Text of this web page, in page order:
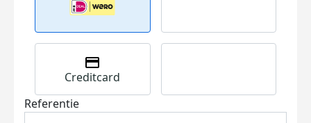
Creditcard
Referentie